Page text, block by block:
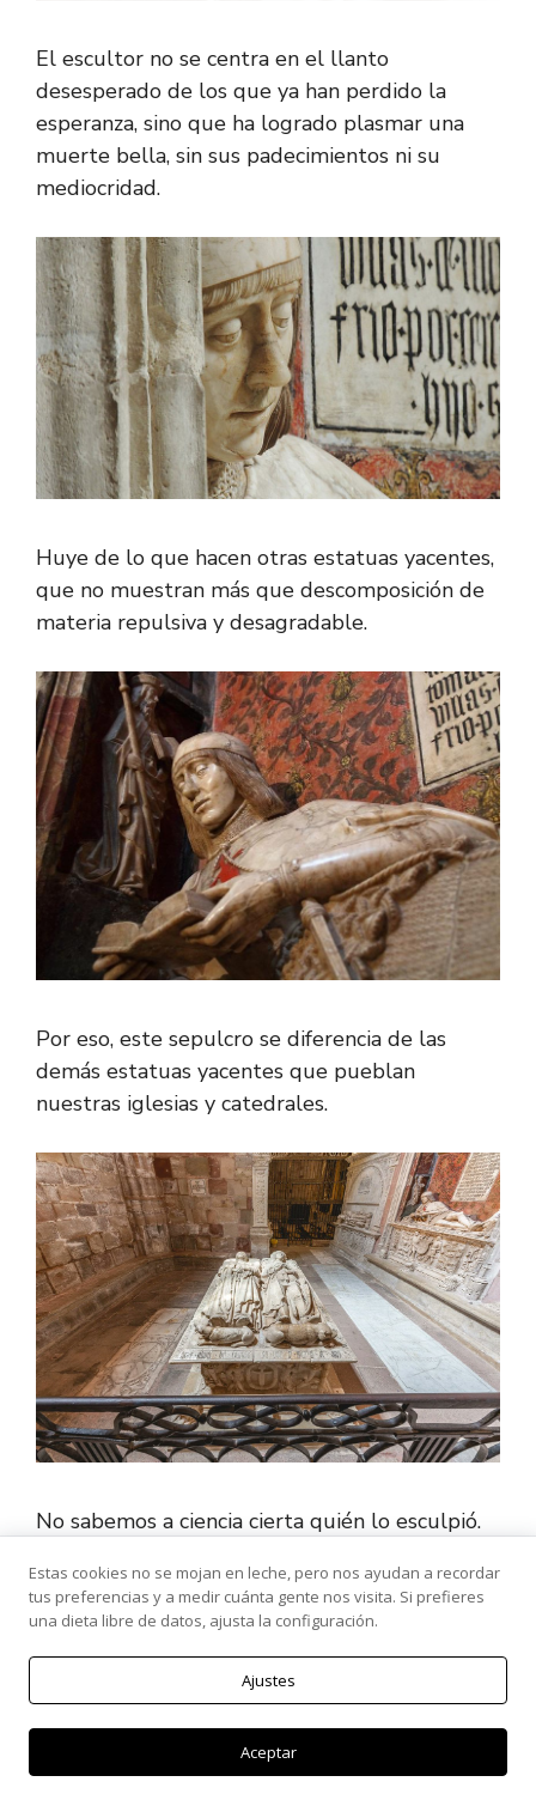
El escultor no se centra en el llanto
desesperado de los que ya han perdido la
esperanza, sino que ha logrado plasmar una
muerte bella, sin sus padecimientos ni su
mediocridad.
Huye de lo que hacen otras estatuas yacentes,
que no muestran más que descomposición de
materia repulsiva y desagradable.
Por eso, este sepulcro se diferencia de las
demás estatuas yacentes que pueblan
nuestras iglesias y catedrales.
No sabemos a ciencia cierta quién lo esculpió.
Sebastián de Almonacid, artista que trabajó en
grandes obras de la Catedral de Toledo como
el retablo mayor o los sepulcros de Álvaro de
Estas cookies no se mojan en leche, pero nos ayudan a recordar
tus preferencias y a medir cuánta gente nos visita. Si prefieres
una dieta libre de datos, ajusta la configuración.
Ajustes
Aceptar